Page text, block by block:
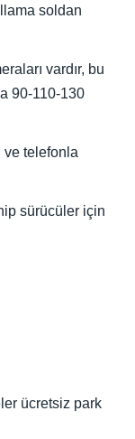
soldan
vardır, bu
90-110-130
ve telefonla
sürücüler için
ücretsiz park